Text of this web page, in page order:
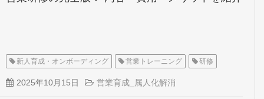
新人育成・オンボーディング 営業トレーニング 研修
2025年10月15日 営業育成_属人化解消